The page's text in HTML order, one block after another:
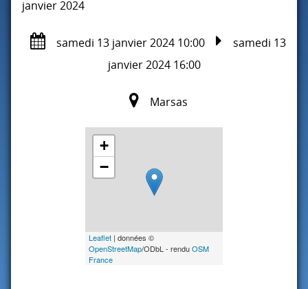
janvier 2024
samedi 13 janvier 2024 10:00
samedi 13
janvier 2024 16:00
Marsas
+
−
Leaflet | données ©
OpenStreetMap/ODbL - renduOSM
France